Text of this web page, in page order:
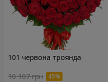
101 червона троянда
10 107 грн